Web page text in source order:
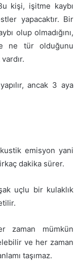
kişi, işitme kaybı
yapacaktır. Bir
olup olmadığını,
ne tür olduğunu
ancak 3 aya
emisyon yani
dakika sürer.
uçlu bir kulaklık
zaman mümkün
ve her zaman
taşımaz.